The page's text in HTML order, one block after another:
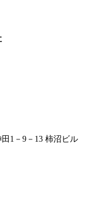
1－9－13 柿沼ビル